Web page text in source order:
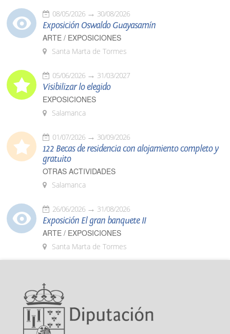
08/05/2026 30/08/2026
Exposición Oswaldo Guayasamín
ARTE / EXPOSICIONES
Santa Marta de Tormes
05/06/2026 31/03/2027
Visibilizar lo elegido
EXPOSICIONES
Salamanca
01/07/2026 30/09/2026
122 Becas de residencia con alojamiento completo y
gratuito
OTRAS ACTIVIDADES
Salamanca
26/06/2026 31/08/2026
Exposición El gran banquete II
ARTE / EXPOSICIONES
Santa Marta de Tormes